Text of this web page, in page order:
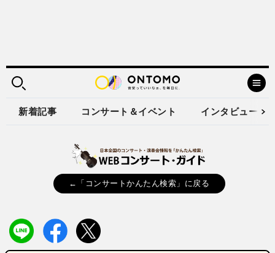
新着記事 コンサート＆イベント インタビュー
←「コンサートかんたん検索」に戻る